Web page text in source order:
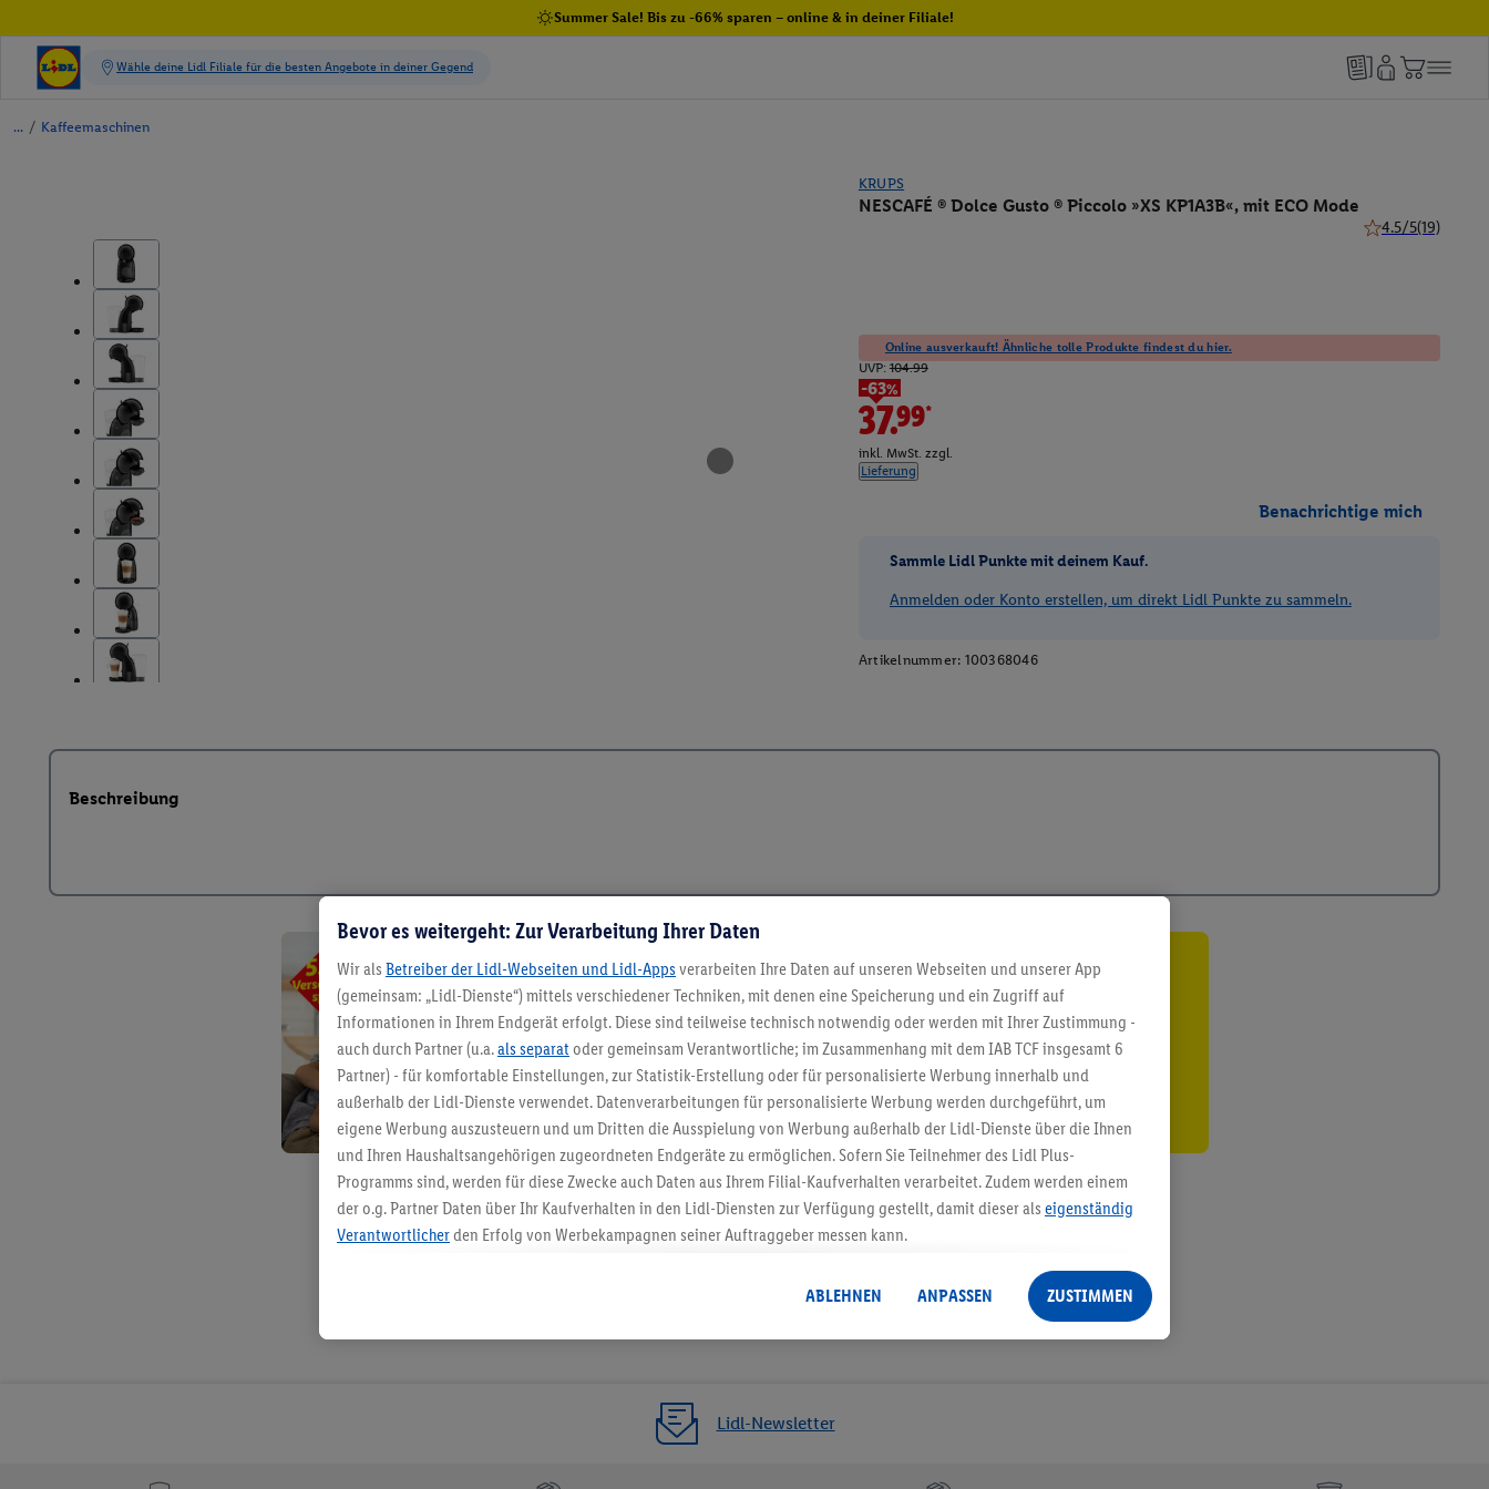
Summer Sale! Bis zu -66% sparen – online & in deiner Filiale!
/ Kaffeemaschinen
KRUPS
NESCAFÉ ® Dolce Gusto ® Piccolo »XS KP1A3B«, mit ECO Mode
4.5/5(19)
Online ausverkauft! Ähnliche tolle Produkte findest du hier.
UVP: 104.99
-63%
37.99*
inkl. MwSt. zzgl.
Lieferung
Benachrichtige mich
Sammle Lidl Punkte mit deinem Kauf.
Anmelden oder Konto erstellen, um direkt Lidl Punkte zu sammeln.
Artikelnummer: 100368046
Beschreibung
5.95 € Versand sparen³²ᵃ
Jetzt zum Newsletter anmelden
Gutschein sichern!
Lidl-Newsletter
Bevor es weitergeht: Zur Verarbeitung Ihrer Daten
Wir als Betreiber der Lidl-Webseiten und Lidl-Apps verarbeiten Ihre Daten auf unseren Webseiten und unserer App
(gemeinsam: „Lidl-Dienste“) mittels verschiedener Techniken, mit denen eine Speicherung und ein Zugriff auf
Informationen in Ihrem Endgerät erfolgt. Diese sind teilweise technisch notwendig oder werden mit Ihrer Zustimmung -
auch durch Partner (u.a.als separat oder gemeinsam Verantwortliche; im Zusammenhang mit dem IAB TCF insgesamt 6
Partner) - für komfortable Einstellungen, zur Statistik-Erstellung oder für personalisierte Werbung innerhalb und
außerhalb der Lidl-Dienste verwendet. Datenverarbeitungen für personalisierte Werbung werden durchgeführt, um
eigene Werbung auszusteuern und um Dritten die Ausspielung von Werbung außerhalb der Lidl-Dienste über die Ihnen
und Ihren Haushaltsangehörigen zugeordneten Endgeräte zu ermöglichen. Sofern Sie Teilnehmer des Lidl Plus-
Programms sind, werden für diese Zwecke auch Daten aus Ihrem Filial-Kaufverhalten verarbeitet. Zudem werden einem
der o.g. Partner Daten über Ihr Kaufverhalten in den Lidl-Diensten zur Verfügung gestellt, damit dieser als eigenständig
Verantwortlicherden Erfolg von Werbekampagnen seiner Auftraggeber messen kann.
angereicherten Profilen. Dies umfasst die Zusammenführung von Daten (z.B. über Ihre Nutzung der Lidl-Dienste, Ihr
Kaufverhalten in den Lidl-Diensten, Informationen aus Ihrem Kundenkonto - z.B. Alter oder Geschlecht - sowie Ihre
genauen Standortdaten) auch über verschiedene Endgeräte und Lidl-Dienste hinweg einschließlich dem Speichern von
Erfolgsmessung der Werbung, zur Zielgruppenforschung, zur Entwicklung von Angeboten sowie zur technischen
Sicherung und Optimierung dieser Werbeausspielungen.
ABLEHNEN ANPASSEN ZUSTIMMEN